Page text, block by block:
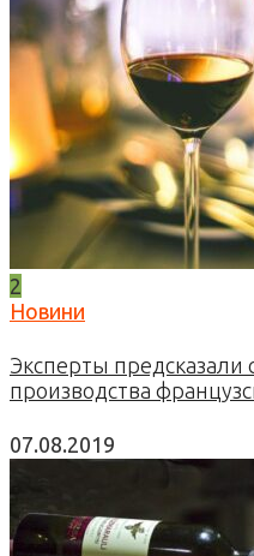
2
Новини
Эксперты предсказали
производства
07.08.2019